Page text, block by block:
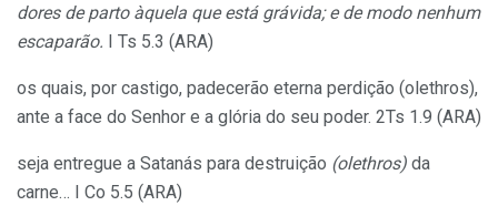
dores de parto àquela que está grávida; e de modo nenhum
escaparão. I Ts 5.3 (ARA)
os quais, por castigo, padecerão eterna perdição (olethros),
ante a face do Senhor e a glória do seu poder. 2Ts 1.9 (ARA)
seja entregue a Satanás para destruição (olethros) da
carne… I Co 5.5 (ARA)